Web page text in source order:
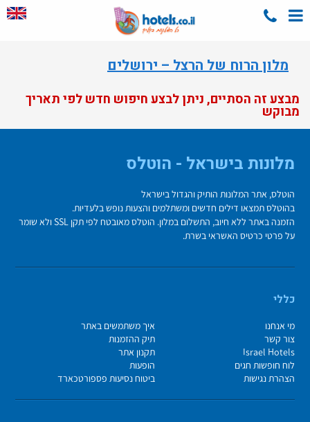
מלון הרוח של הרצל – ירושלים
מבצע זה הסתיים, ניתן לבצע חיפוש חדש לפי תאריך
מבוקש
מלונות בישראל - הוטלס
הוטלס, אתר המלונות הותיק והגדול בישראל
בהוטלס תמצאו דילים חדשים ומשתלמים והצעות נופש בלעדיות.
הזמנה באתר ללא חיוב, התשלום במלון. הוטלס מאובטח לפי תקן SSL ולא שומר
על פרטי כרטיס האשראי בשרת.
כללי
מי אנחנו
איך משתמשים באתר
צור קשר
תיק ההזמנות
Israel Hotels
תקנון אתר
לוח חופשות חגים
הופעות
הצהרת נגישות
ביטוח נסיעות פספורטכארד